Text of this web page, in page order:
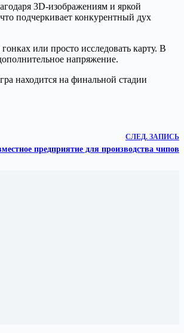
3D-изображениям и яркой
подчеркивает конкурентный дух
или просто исследовать карту. В
напряжение.
находится на финальной стадии
СЛЕД. ЗАПИСЬ
предприятие для производства чипов